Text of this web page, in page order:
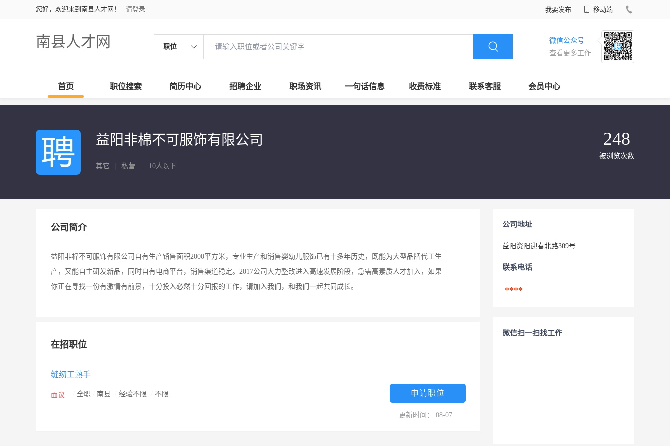
您好，欢迎来到南县人才网！ 请登录 我要发布 移动端
南县人才网 职位
微信公众号
查看更多工作
首页 职位搜索 简历中心 招聘企业 职场资讯 一句话信息 收费标准 联系客服 会员中心
益阳非棉不可服饰有限公司
其它 私营 10人以下
248
被浏览次数
公司简介
益阳非棉不可服饰有限公司自有生产销售面积2000平方米，专业生产和销售婴幼儿服饰已有十多年历史，既能为大型品牌代工生
产，又能自主研发新品，同时自有电商平台，销售渠道稳定。2017公司大力整改进入高速发展阶段，急需高素质人才加入，如果
你正在寻找一份有激情有前景，十分投入必然十分回报的工作，请加入我们，和我们一起共同成长。
在招职位
缝纫工熟手
面议 全职 南县 经验不限 不限 申请职位
更新时间： 08-07
公司地址
益阳资阳迎春北路309号
联系电话
****
微信扫一扫找工作